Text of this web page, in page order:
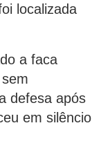
localizada
a faca
defesa após
em silêncio